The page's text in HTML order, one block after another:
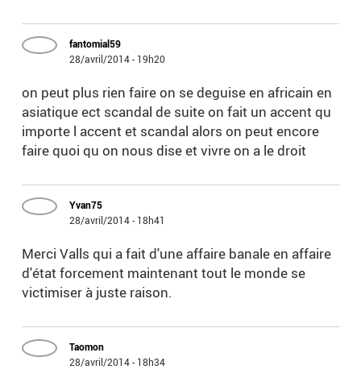
fantomial59
28/avril/2014 - 19h20
on peut plus rien faire on se deguise en africain en
asiatique ect scandal de suite on fait un accent qu
importe l accent et scandal alors on peut encore
faire quoi qu on nous dise et vivre on a le droit
Yvan75
28/avril/2014 - 18h41
Merci Valls qui a fait d'une affaire banale en affaire
d'état forcement maintenant tout le monde se
victimiser à juste raison.
Taomon
28/avril/2014 - 18h34